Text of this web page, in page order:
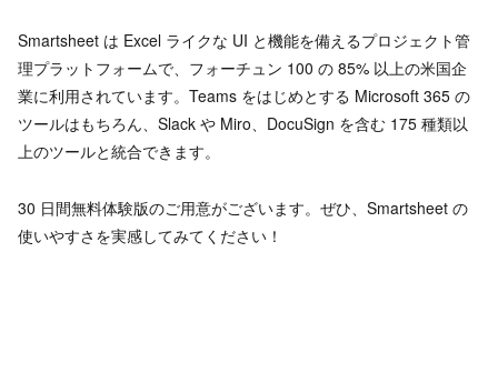
Smartsheet は Excel ライクな UI と機能を備えるプロジェクト管
理プラットフォームで、フォーチュン 100 の 85% 以上の米国企
業に利用されています。Teams をはじめとする Microsoft 365 の
ツールはもちろん、Slack や Miro、DocuSign を含む 175 種類以
上のツールと統合できます。
30 日間無料体験版のご用意がございます。ぜひ、Smartsheet の
使いやすさを実感してみてください！